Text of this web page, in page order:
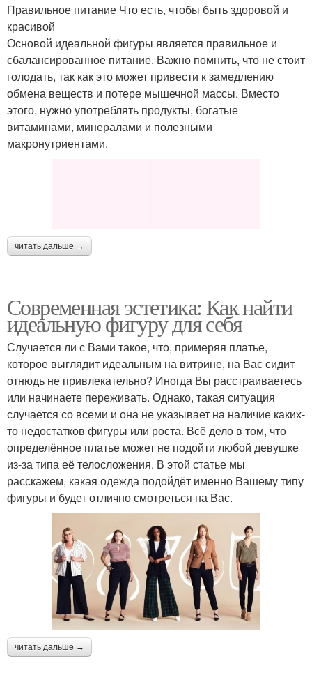
Правильное питание Что есть, чтобы быть здоровой и
красивой
Основой идеальной фигуры является правильное и
сбалансированное питание. Важно помнить, что не стоит
голодать, так как это может привести к замедлению
обмена веществ и потере мышечной массы. Вместо
этого, нужно употреблять продукты, богатые
витаминами, минералами и полезными
макронутриентами.
читать дальше →
Современная эстетика: Как найти
идеальную фигуру для себя
Случается ли с Вами такое, что, примеряя платье,
которое выглядит идеальным на витрине, на Вас сидит
отнюдь не привлекательно? Иногда Вы расстраиваетесь
или начинаете переживать. Однако, такая ситуация
случается со всеми и она не указывает на наличие каких-
то недостатков фигуры или роста. Всё дело в том, что
определённое платье может не подойти любой девушке
из-за типа её телосложения. В этой статье мы
расскажем, какая одежда подойдёт именно Вашему типу
фигуры и будет отлично смотреться на Вас.
читать дальше →